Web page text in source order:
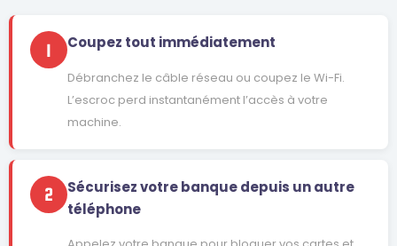
1 Coupez tout immédiatement
Débranchez le câble réseau ou coupez le Wi-Fi.
L’escroc perd instantanément l’accès à votre
machine.
2
Sécurisez votre banque depuis un autre
téléphone